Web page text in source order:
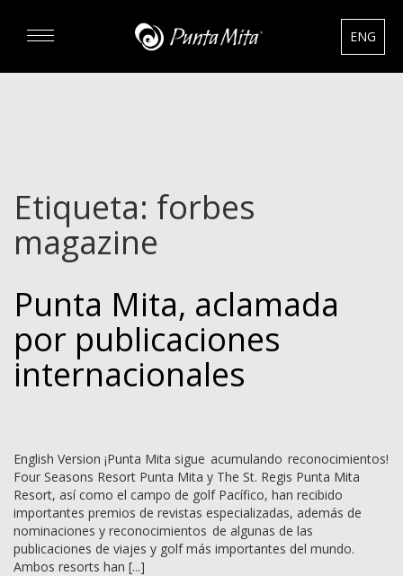
RENTAS
HOTELES
ENG
Etiqueta: forbes
magazine
Punta Mita, aclamada
por publicaciones
internacionales
English Version ¡Punta Mita sigue acumulando reconocimientos!
Four Seasons Resort Punta Mita y The St. Regis Punta Mita
Resort, así como el campo de golf Pacífico, han recibido
importantes premios de revistas especializadas, además de
nominaciones y reconocimientos de algunas de las
publicaciones de viajes y golf más importantes del mundo.
Ambos resorts han [...]